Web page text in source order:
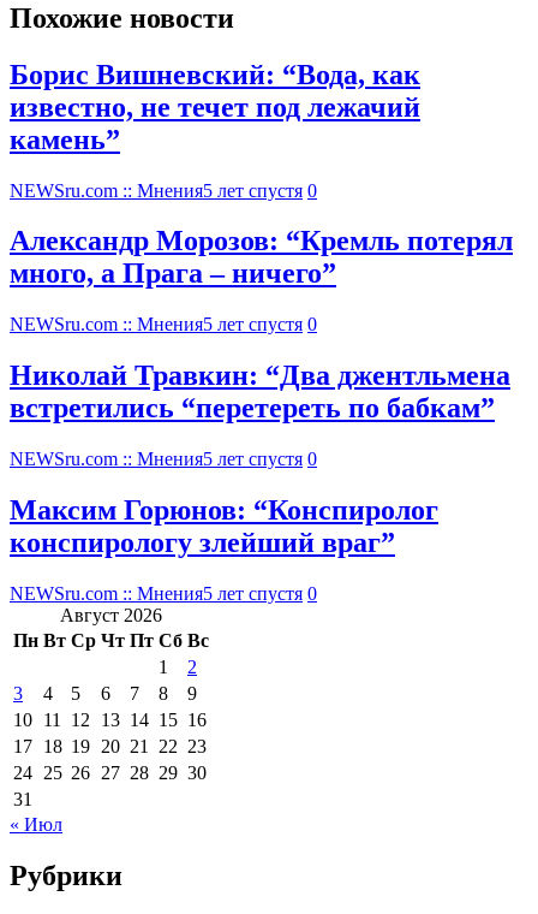
Похожие новости
Борис Вишневский: “Вода, как
известно, не течет под лежачий
камень”
NEWSru.com :: Мнения5 лет спустя 0
Александр Морозов: “Кремль потерял
много, а Прага – ничего”
NEWSru.com :: Мнения5 лет спустя 0
Николай Травкин: “Два джентльмена
встретились “перетереть по бабкам”
NEWSru.com :: Мнения5 лет спустя 0
Максим Горюнов: “Конспиролог
конспирологу злейший враг”
NEWSru.com :: Мнения5 лет спустя 0
Август 2026
Пн Вт Ср Чт Пт Сб Вс
1
2
3
4 5 6 7 8
9
10 11 12 13 14 15 16
17 18 19 20 21 22 23
24 25 26 27 28 29 30
31
« Июл
Рубрики